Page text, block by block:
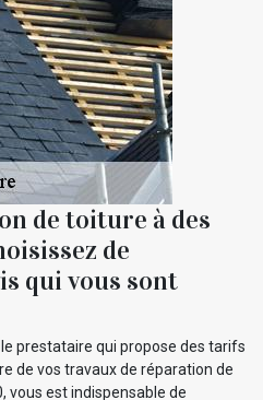
de toiture à des
de
qui vous sont
prestataire qui propose des tarifs
de vos travaux de réparation de
vous est indispensable de